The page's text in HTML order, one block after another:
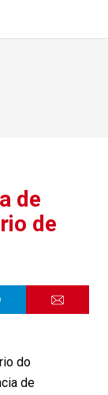
de
de
do
de